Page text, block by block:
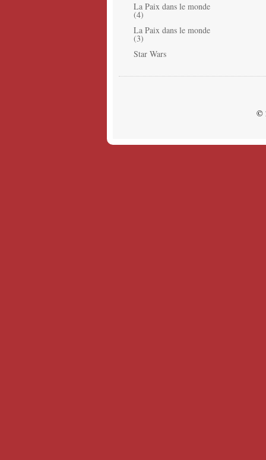
La Paix dans le monde
(4)
La Paix dans le monde
(3)
Star Wars
©